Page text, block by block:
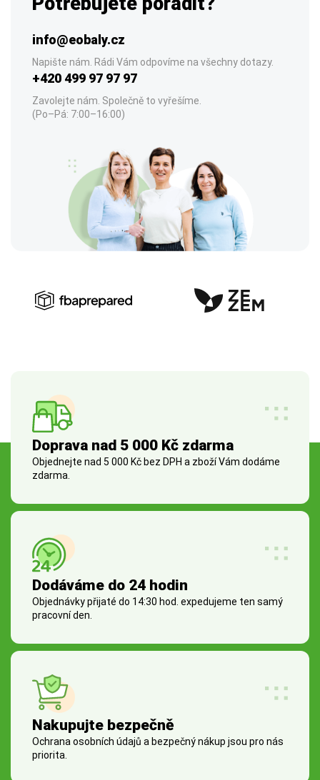
info@eobaly.cz
Napište nám. Rádi Vám odpovíme na všechny dotazy.
+420 499 97 97 97
Zavolejte nám. Společně to vyřešíme.
(Po–Pá: 7:00–16:00)
Doprava nad 5 000 Kč zdarma
Objednejte nad 5 000 Kč bez DPH a zboží Vám dodáme
zdarma.
Dodáváme do 24 hodin
Objednávky přijaté do 14:30 hod. expedujeme ten samý
pracovní den.
Nakupujte bezpečně
Ochrana osobních údajů a bezpečný nákup jsou pro nás
priorita.